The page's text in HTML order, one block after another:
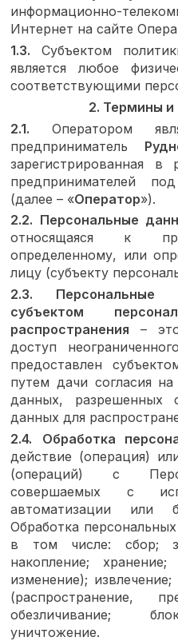
информационно-
Интернет на сайте
1.3. Субъектом
является любое
соответствующими
2. Термины и
2.1. Оператором
предприниматель
зарегистрированная в
предпринимателей
(далее – «Оператор»).
2.2. Персональные
относящаяся к
определенному, или
лицу (субъекту
2.3.
Персональные
субъектом
распространения –
доступ
предоставлен
путем дачи согласия
данных, разрешенных
данных для
2.4.
Обработка
действие (операция)
(операций) с
совершаемых с
автоматизации или
Обработка
в том числе: сбор;
накопление;
изменение);
(распространение,
обезличивание;
уничтожение.